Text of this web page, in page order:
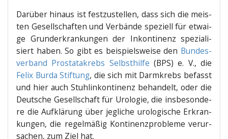
Dar­über hin­aus ist fest­zu­stel­len, dass sich die meis­
ten Gesell­schaf­ten und Ver­bän­de spe­zi­ell für etwai­
ge Grund­er­kran­kun­gen der Inkon­ti­nenz spe­zia­li­
siert haben. So gibt es bei­spiels­wei­se den Bun­des­
ver­band Pro­sta­ta­krebs Selbst­hil­fe (BPS) e. V., die
Felix Bur­da Stif­tung, die sich mit Darm­krebs befasst
und hier auch Stuhlin­kon­ti­nenz behan­delt, oder die
Deut­sche Gesell­schaft für Uro­lo­gie, die ins­be­son­de­
re die Auf­klä­rung über jeg­li­che uro­lo­gi­sche Erkran­
kun­gen, die regel­mä­ßig Kon­ti­nenz­pro­ble­me ver­ur­
sa­chen, zum Ziel hat.